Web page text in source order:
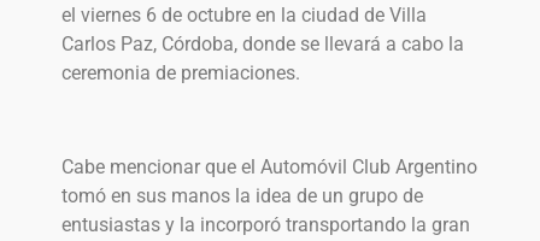
el viernes 6 de octubre en la ciudad de Villa
Carlos Paz, Córdoba, donde se llevará a cabo la
ceremonia de premiaciones.
Cabe mencionar que el Automóvil Club Argentino
tomó en sus manos la idea de un grupo de
entusiastas y la incorporó transportando la gran